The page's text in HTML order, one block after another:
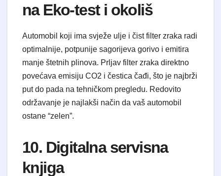
na Eko-test i okoliš
Automobil koji ima svježe ulje i čist filter zraka radi
optimalnije, potpunije sagorijeva gorivo i emitira
manje štetnih plinova. Prljav filter zraka direktno
povećava emisiju CO2 i čestica čađi, što je najbrži
put do pada na tehničkom pregledu. Redovito
održavanje je najlakši način da vaš automobil
ostane “zelen”.
10. Digitalna servisna
knjiga